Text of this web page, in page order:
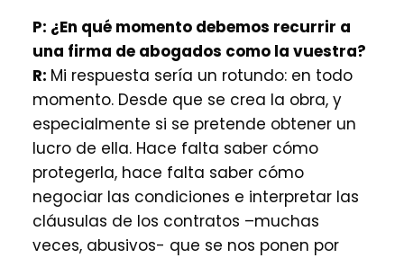
P: ¿En qué momento debemos recurrir a
una firma de abogados como la vuestra?
R: Mi respuesta sería un rotundo: en todo
momento. Desde que se crea la obra, y
especialmente si se pretende obtener un
lucro de ella. Hace falta saber cómo
protegerla, hace falta saber cómo
negociar las condiciones e interpretar las
cláusulas de los contratos –muchas
veces, abusivos- que se nos ponen por